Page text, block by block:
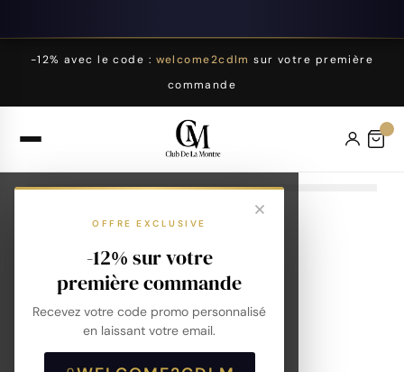
-12% avec le code : welcome2cdlm sur votre première
commande
OFFRE EXCLUSIVE
-12% sur votre
première commande
Recevez votre code promo personnalisé
en laissant votre email.